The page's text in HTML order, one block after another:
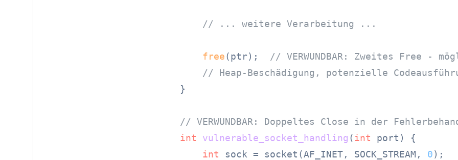
// ... weitere Verarbeitung ...
free(ptr); // VERWUNDBAR: Zweites Free -
// Heap-Beschädigung, potenzielle
}
// VERWUNDBAR: Doppeltes Close in der
int
vulnerable_socket_handling (int port)
{
int sock = socket(AF_INET, SOCK_STREAM, 0);